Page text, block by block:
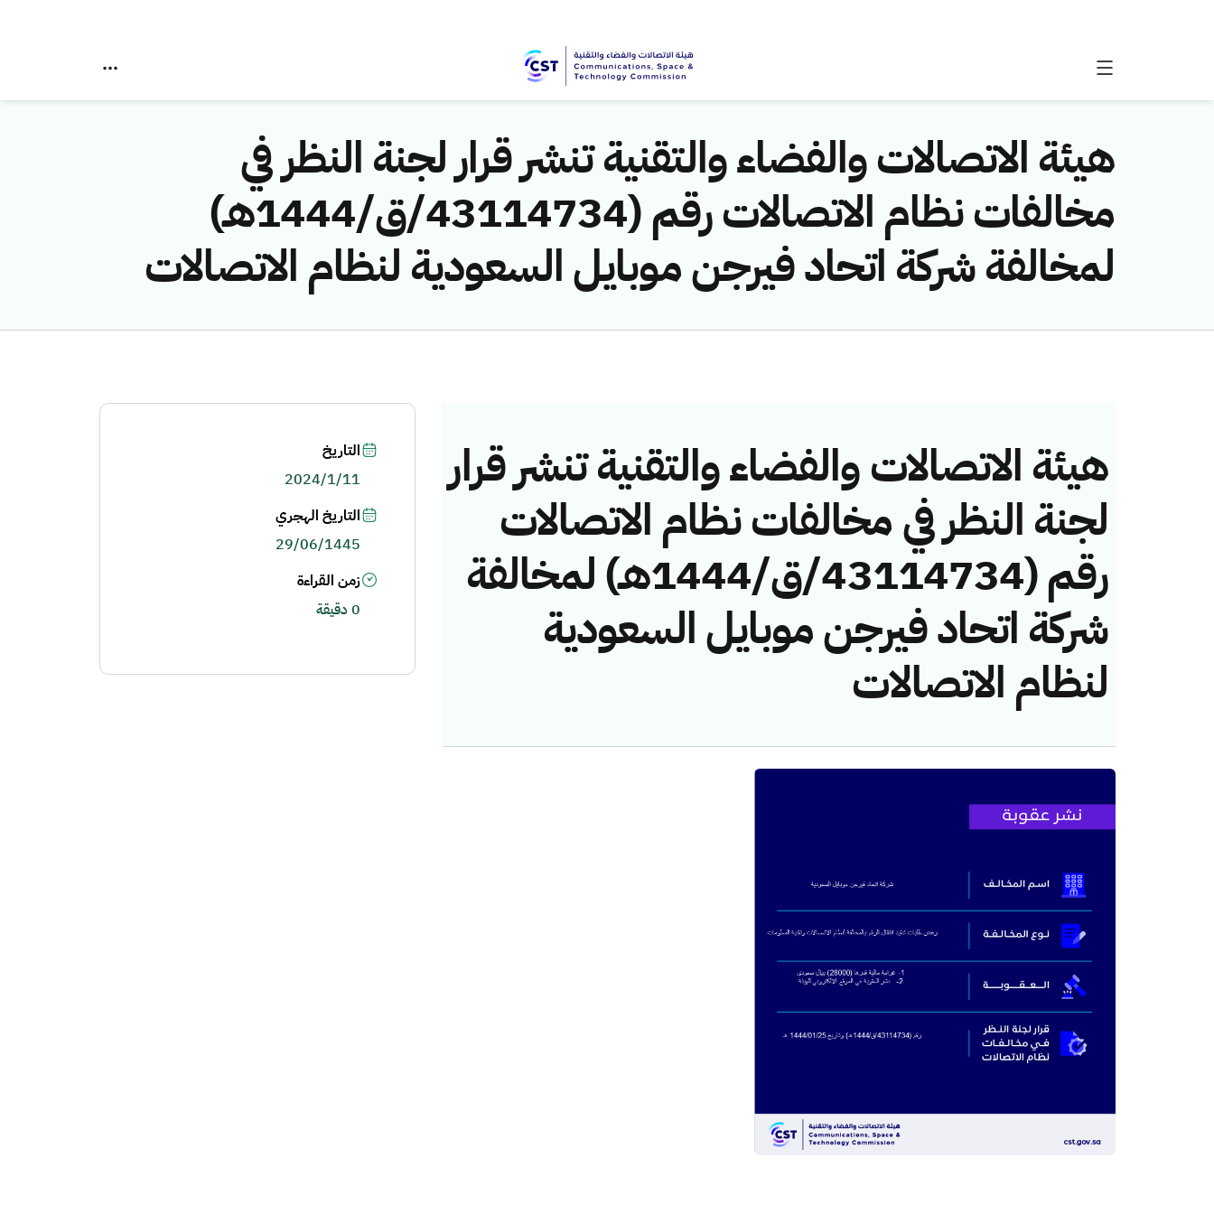
هيئة الاتصالات والفضاء والتقنية تنشر قرار لجنة النظر في
مخالفات نظام الاتصالات رقم (43114734/ق/1444هـ)
لمخالفة شركة اتحاد فيرجن موبايل السعودية لنظام الاتصالات
هيئة الاتصالات والفضاء والتقنية تنشر قرار
لجنة النظر في مخالفات نظام الاتصالات
رقم (43114734/ق/1444هـ) لمخالفة
شركة اتحاد فيرجن موبايل السعودية
لنظام الاتصالات
التاريخ
2024/1/11
التاريخ الهجري
29/06/1445
زمن القراءة
0 دقيقة